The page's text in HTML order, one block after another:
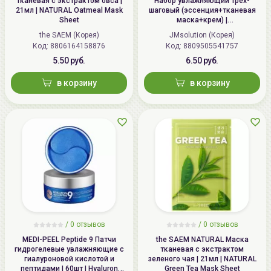
21мл | NATURAL Oatmeal Mask
Sheet
the SAEM (Корея)
Код: 8806164158876
5.50 руб.
в корзину
шаговый (эссенция+тканевая
маска+крем) |
1.5мл+27мл+1.5мл | Marine
Luminous Pearl Deep Moisture
Mask
JMsolution (Корея)
Код: 8809505541757
6.50 руб.
в корзину
/ 0 отзывов
MEDI-PEEL Peptide 9 Патчи
гидрогелевые увлажняющие с
гиалуроновой кислотой и
пептидами | 60шт | Hyaluron
/ 0 отзывов
the SAEM NATURAL Маска
тканевая с экстрактом
зеленого чая | 21мл | NATURAL
Green Tea Mask Sheet